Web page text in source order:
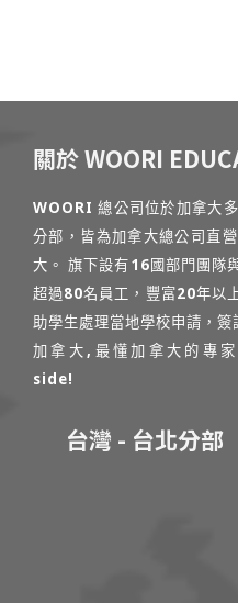
關於 WOORI
WOORI 總公司位於加拿大
分部，皆為加拿大總公司直
大。 旗下設有16國部門團隊
超過80名員工，豐富20年以
助學生處理當地學校申請，
加拿大,最懂加拿大的專
side!
台灣 - 台北分部